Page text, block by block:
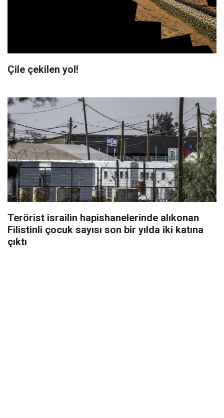
Çile çekilen yol!
Terörist israilin hapishanelerinde alıkonan
Filistinli çocuk sayısı son bir yılda iki katına
çıktı